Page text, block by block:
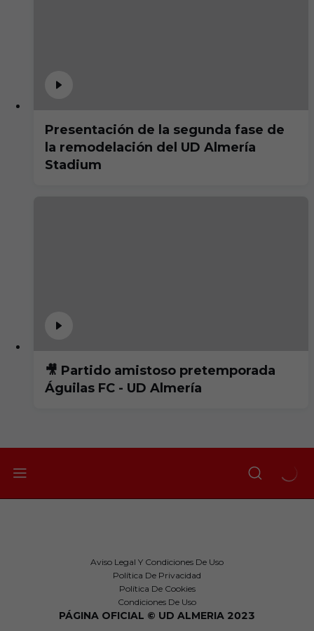
Presentación de la segunda fase de
la remodelación del UD Almería
Stadium
🎥 Partido amistoso pretemporada
Águilas FC - UD Almería
Aviso Legal Y Condiciones De Uso
Política De Privacidad
Política De Cookies
Condiciones De Uso
PÁGINA OFICIAL © UD ALMERIA 2023